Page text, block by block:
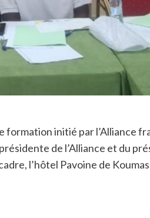
initié par l’Alliance
de l’Alliance et du
l’hôtel Pavoine de